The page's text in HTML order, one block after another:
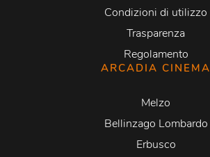
Condizioni di utilizzo
Trasparenza
Regolamento
ARCADIA CINEMA
Melzo
Bellinzago Lombardo
Erbusco